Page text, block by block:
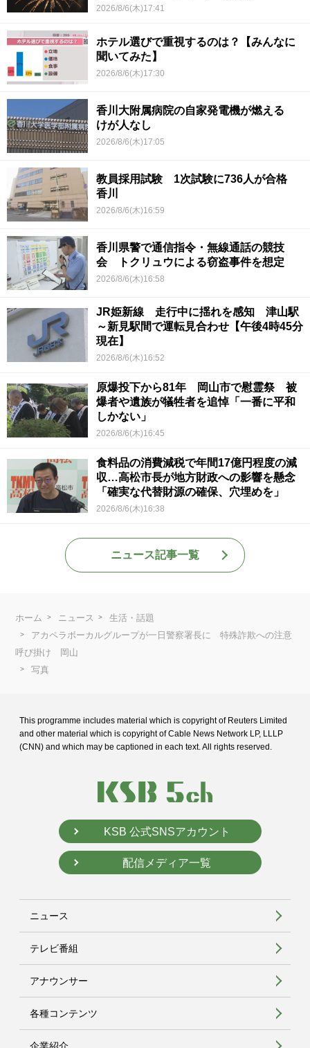
2026/8/6(木)17:41
ホテル選びで重視するのは？【みんなに
聞いてみた】
2026/8/6(木)17:30
香川大附属病院の自家発電機が燃える
けが人なし
2026/8/6(木)17:05
教員採用試験 1次試験に736人が合格
香川
2026/8/6(木)16:59
香川県警で通信指令・無線通話の競技
会 トクリュウによる窃盗事件を想定
2026/8/6(木)16:58
JR姫新線 走行中に揺れを感知 津山駅
～新見駅間で運転見合わせ【午後4時45分
現在】
2026/8/6(木)16:52
原爆投下から81年 岡山市で慰霊祭 被
爆者や遺族が犠牲者を追悼「一番に平和
しかない」
2026/8/6(木)16:45
食料品の消費減税で年間17億円程度の減
収…高松市長が地方財政への影響を懸念
「確実な代替財源の確保、穴埋めを」
2026/8/6(木)16:38
ニュース記事一覧
ホーム ニュース
生活・話題
アカペラボーカルグループが一日警察署長に 特殊詐欺への注意
呼び掛け 岡山
写真
This programme includes material which is copyright of Reuters Limited
and other material which is copyright of Cable News Network LP, LLLP
(CNN) and which may be captioned in each text. All rights reserved.
KSB 公式SNSアカウント
配信メディア一覧
ニュース
テレビ番組
アナウンサー
各種コンテンツ
企業紹介